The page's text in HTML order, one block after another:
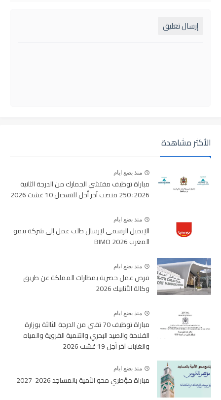
إرسال تعليق
الأكثر مشاهدة
منذ بضع ايام
مباراة توظيف مفتشي الجمارك من الدرجة الثانية
2026: 250 منصب آخر أجل للتسجيل 10 غشت 2026
منذ بضع ايام
الإيميل الرسمي لإرسال طلب عمل إلى شركة بيمو
المغرب BIMO 2026
منذ بضع ايام
فرص عمل حصرية بمطارات المملكة عن طريق
وكالة الأنابيك 2026
منذ بضع ايام
مباراة توظيف 70 تقني من الدرجة الثالثة بوزارة
الفلاحة والصيد البحري والتنمية القروية والمياه
والغابات آخر أجل 19 غشت 2026
منذ بضع ايام
مباراة مؤطري محو الأمية بالمساجد 2026-2027